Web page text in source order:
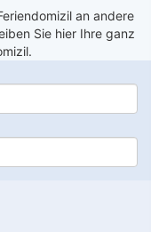
an andere
Sie hier Ihre ganz